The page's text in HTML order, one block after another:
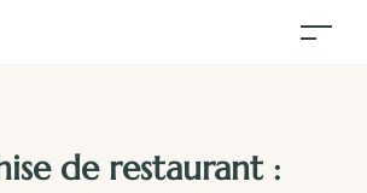
de restaurant :